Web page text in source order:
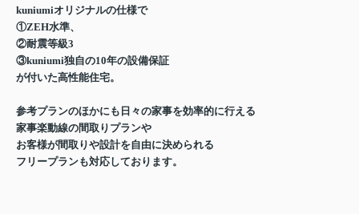
kuniumiオリジナルの仕様で
①ZEH水準、
②耐震等級3
③kuniumi独自の10年の設備保証
が付いた高性能住宅。
参考プランのほかにも日々の家事を効率的に行える
家事楽動線の間取りプランや
お客様が間取りや設計を自由に決められる
フリープランも対応しております。